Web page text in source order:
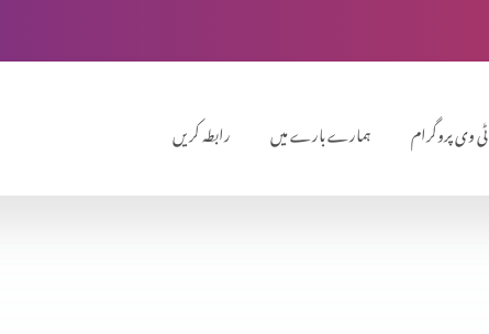
رابطہ کریں ہمارے بارے میں ٹی وی پروگرام